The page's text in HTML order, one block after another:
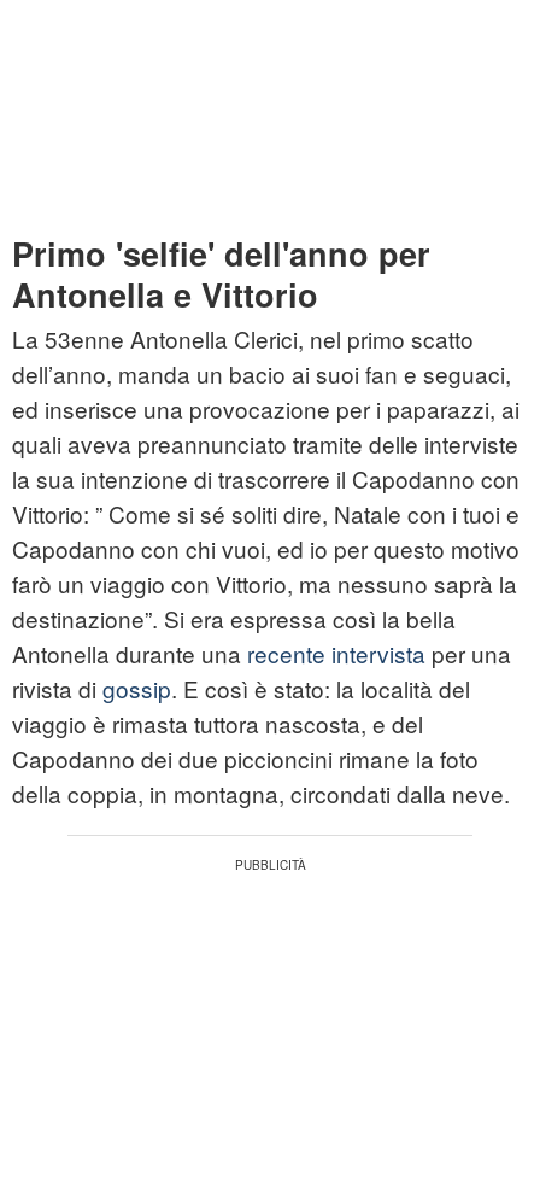
Primo 'selfie' dell'anno per
Antonella e Vittorio
La 53enne Antonella Clerici, nel primo scatto
dell’anno, manda un bacio ai suoi fan e seguaci,
ed inserisce una provocazione per i paparazzi, ai
quali aveva preannunciato tramite delle interviste
la sua intenzione di trascorrere il Capodanno con
Vittorio: ” Come si sé soliti dire, Natale con i tuoi e
Capodanno con chi vuoi, ed io per questo motivo
farò un viaggio con Vittorio, ma nessuno saprà la
destinazione”. Si era espressa così la bella
Antonella durante una recente intervista per una
rivista di gossip. E così è stato: la località del
viaggio è rimasta tuttora nascosta, e del
Capodanno dei due piccioncini rimane la foto
della coppia, in montagna, circondati dalla neve.